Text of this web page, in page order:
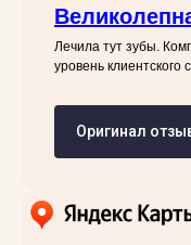
Лечила тут зубы.
уровень
Оригинал